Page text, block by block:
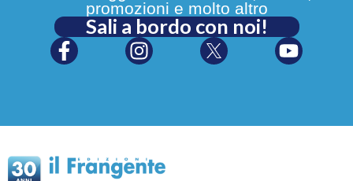
promozioni e molto altro
Sali a bordo con noi!